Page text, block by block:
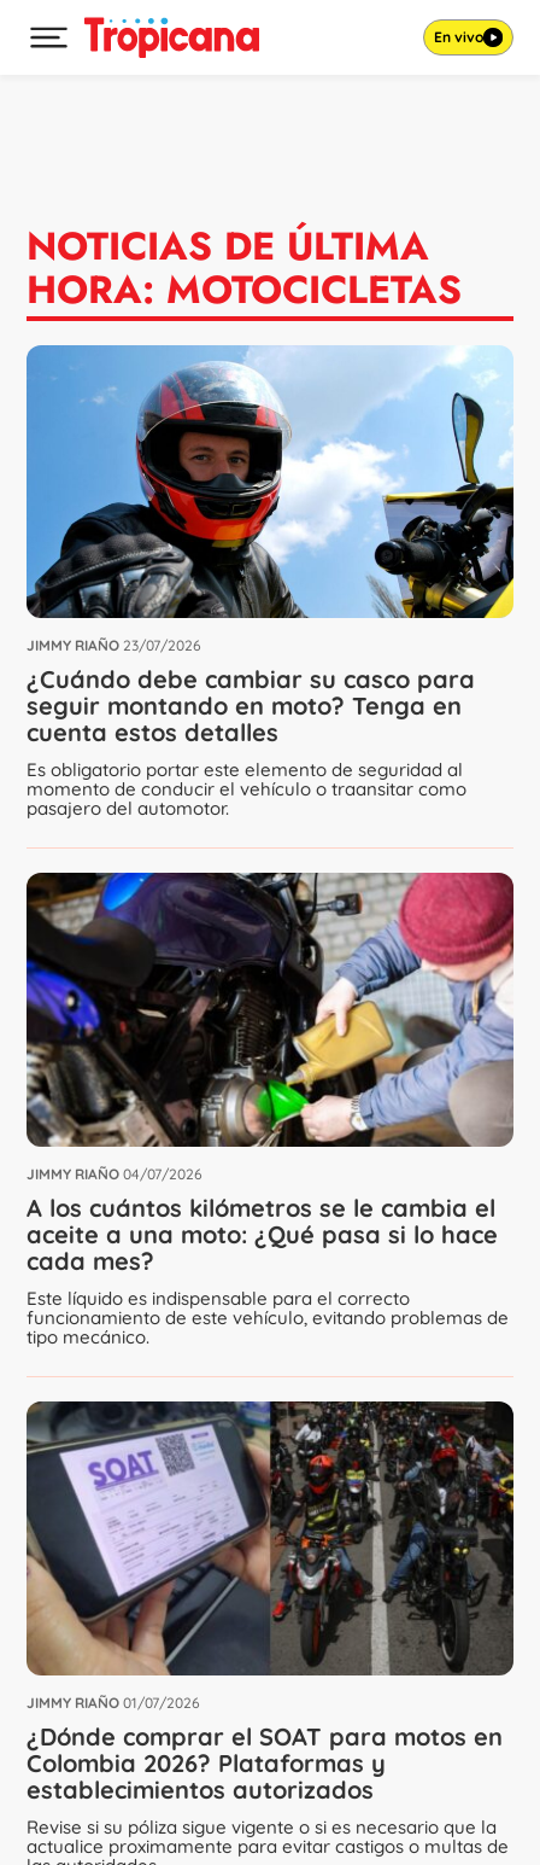
Desplegar menú principal En vivo
NOTICIAS DE ÚLTIMA
HORA: MOTOCICLETAS
JIMMY RIAÑO 23/07/2026
¿Cuándo debe cambiar su casco para
seguir montando en moto? Tenga en
cuenta estos detalles
Es obligatorio portar este elemento de seguridad al
momento de conducir el vehículo o traansitar como
pasajero del automotor.
JIMMY RIAÑO 04/07/2026
A los cuántos kilómetros se le cambia el
aceite a una moto: ¿Qué pasa si lo hace
cada mes?
Este líquido es indispensable para el correcto
funcionamiento de este vehículo, evitando problemas de
tipo mecánico.
JIMMY RIAÑO 01/07/2026
¿Dónde comprar el SOAT para motos en
Colombia 2026? Plataformas y
establecimientos autorizados
Revise si su póliza sigue vigente o si es necesario que la
actualice proximamente para evitar castigos o multas de